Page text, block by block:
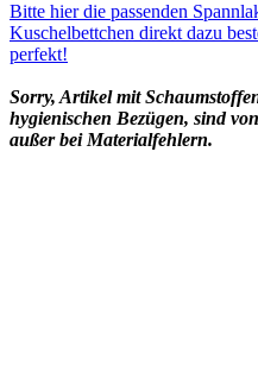
Bitte hier die passenden
Kuschelbettchen direkt dazu
perfekt!
Sorry, Artikel mit
hygienischen Bezügen, sind
außer bei Materialfehlern.